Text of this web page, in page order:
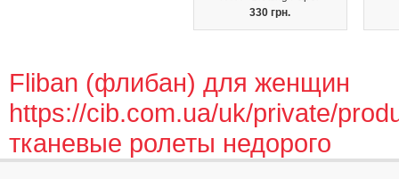
330 грн.
Fliban (флибан) для женщин
https://cib.com.ua/uk/private/
тканевые ролеты недорого